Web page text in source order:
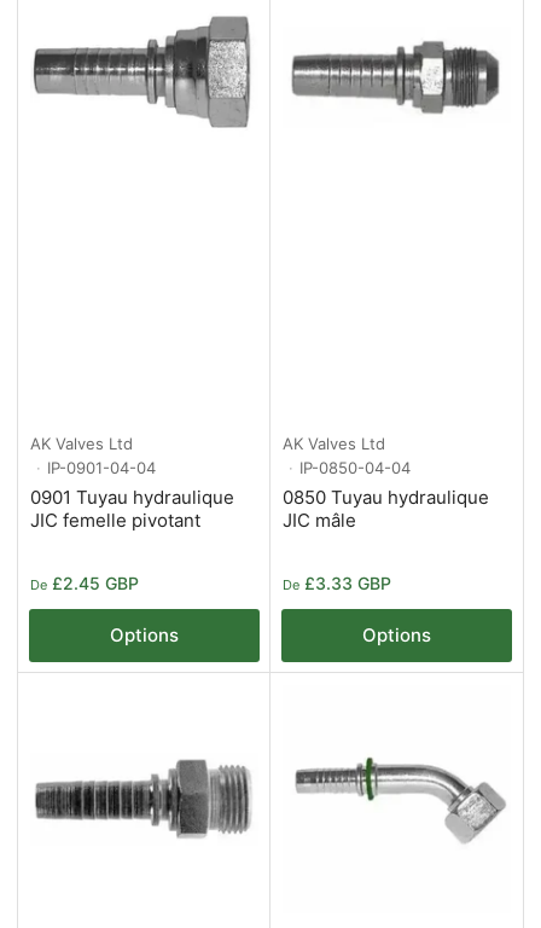
AK Valves Ltd
IP-0901-04-04
0901 Tuyau hydraulique
JIC femelle pivotant
Prix
De £2.45 GBP
Options
AK Valves Ltd
IP-0850-04-04
0850 Tuyau hydraulique
JIC mâle
Prix
De £3.33 GBP
Options